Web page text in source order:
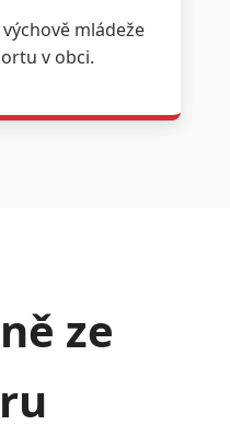
mládeže
v obci.
ze